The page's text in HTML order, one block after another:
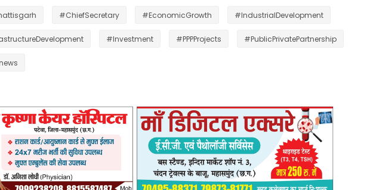
#ChiefSecretary #EconomicGrowth #IndustrialDevelopment
#Investment #PPPProjects #PublicPrivatePartnership